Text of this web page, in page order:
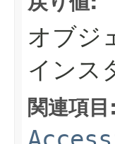
オブジ
インス
関連項目: